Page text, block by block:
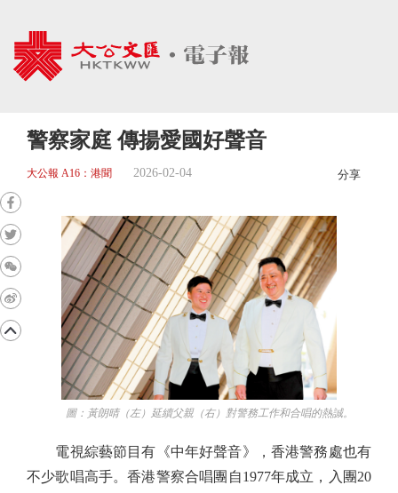
警察家庭 傳揚愛國好聲音
大公報 A16：港聞 2026-02-04 分享
圖：黃朗晴（左）延續父親（右）對警務工作和合唱的熱誠。
電視綜藝節目有《中年好聲音》，香港警務處也有
不少歌唱高手。香港警察合唱團自1977年成立，入團20